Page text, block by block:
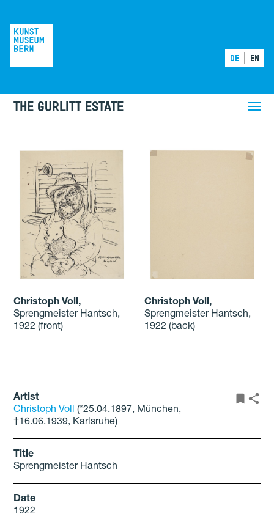
DE EN
THE GURLITT ESTATE
Christoph Voll,
Sprengmeister Hantsch,
1922 (front)
Christoph Voll,
Sprengmeister Hantsch,
1922 (back)
Artist
Christoph Voll (*25.04.1897, München,
†16.06.1939, Karlsruhe)
Title
Sprengmeister Hantsch
Date
1922